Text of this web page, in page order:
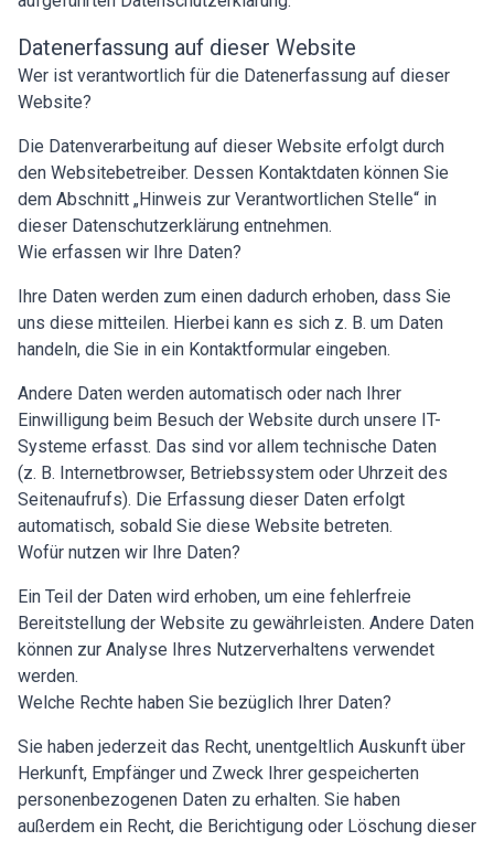
Datenerfassung auf dieser Website
Wer ist verantwortlich für die Datenerfassung auf dieser
Website?
Die Datenverarbeitung auf dieser Website erfolgt durch
den Websitebetreiber. Dessen Kontaktdaten können Sie
dem Abschnitt „Hinweis zur Verantwortlichen Stelle“ in
dieser Datenschutzerklärung entnehmen.
Wie erfassen wir Ihre Daten?
Ihre Daten werden zum einen dadurch erhoben, dass Sie
uns diese mitteilen. Hierbei kann es sich z. B. um Daten
handeln, die Sie in ein Kontaktformular eingeben.
Andere Daten werden automatisch oder nach Ihrer
Einwilligung beim Besuch der Website durch unsere IT-
Systeme erfasst. Das sind vor allem technische Daten
(z. B. Internetbrowser, Betriebssystem oder Uhrzeit des
Seitenaufrufs). Die Erfassung dieser Daten erfolgt
automatisch, sobald Sie diese Website betreten.
Wofür nutzen wir Ihre Daten?
Ein Teil der Daten wird erhoben, um eine fehlerfreie
Bereitstellung der Website zu gewährleisten. Andere Daten
können zur Analyse Ihres Nutzerverhaltens verwendet
werden.
Welche Rechte haben Sie bezüglich Ihrer Daten?
Sie haben jederzeit das Recht, unentgeltlich Auskunft über
Herkunft, Empfänger und Zweck Ihrer gespeicherten
personenbezogenen Daten zu erhalten. Sie haben
außerdem ein Recht, die Berichtigung oder Löschung dieser